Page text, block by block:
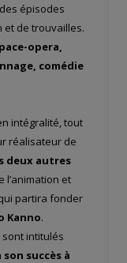
épisodes
et de trouvailles.
opera,
comédie
intégralité, tout
réalisateur de
deux autres
l’animation et
partira fonder
Kanno.
intitulés
succès à